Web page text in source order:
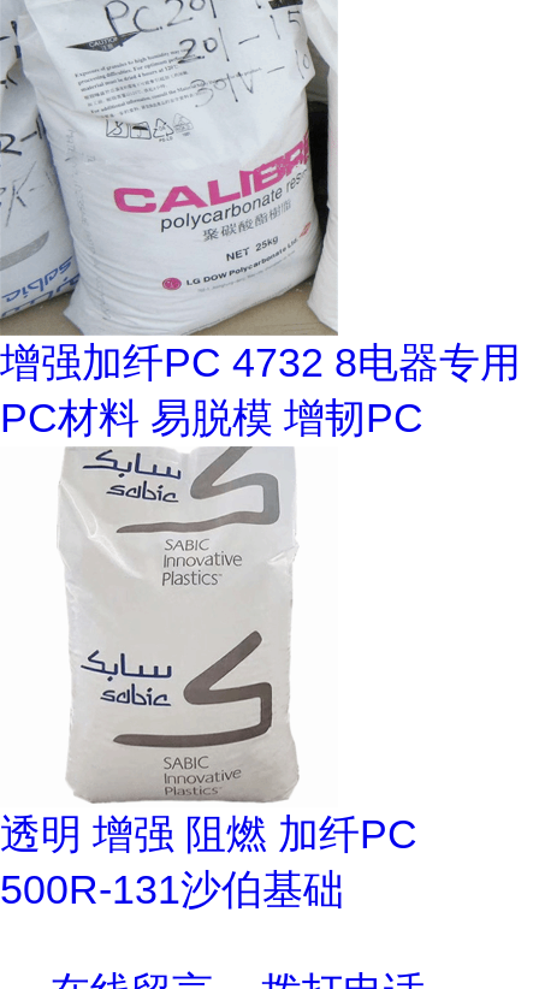
增强加纤PC 4732 8电器专用
PC材料 易脱模 增韧PC
透明 增强 阻燃 加纤PC
500R-131沙伯基础